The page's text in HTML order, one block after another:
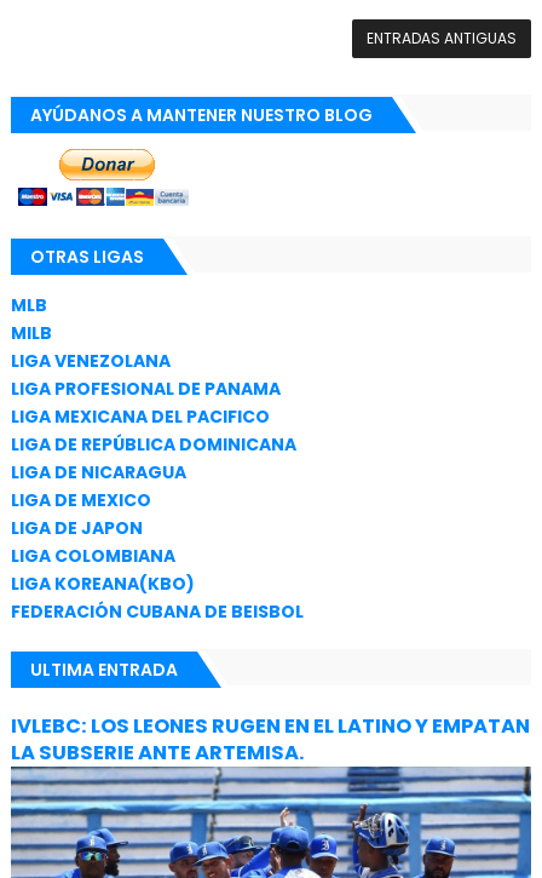
ENTRADAS ANTIGUAS
AYÚDANOS A MANTENER NUESTRO BLOG
OTRAS LIGAS
MLB
MILB
LIGA VENEZOLANA
LIGA PROFESIONAL DE PANAMA
LIGA MEXICANA DEL PACIFICO
LIGA DE REPÚBLICA DOMINICANA
LIGA DE NICARAGUA
LIGA DE MEXICO
LIGA DE JAPON
LIGA COLOMBIANA
LIGA KOREANA(KBO)
FEDERACIÓN CUBANA DE BEISBOL
ULTIMA ENTRADA
IVLEBC: LOS LEONES RUGEN EN EL LATINO Y EMPATAN
LA SUBSERIE ANTE ARTEMISA.